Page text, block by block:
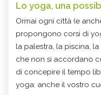
Lo yoga, una
Ormai ogni città (e
propongono corsi di
la palestra, la piscina,
che non si accordano
di concepire il tempo
yoga: anche il vostro